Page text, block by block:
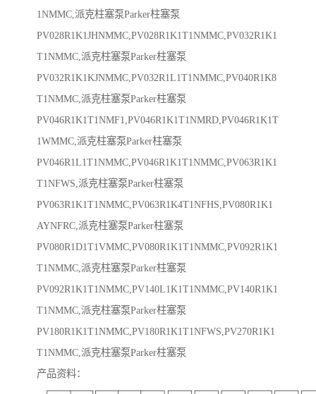
1NMMC,派克柱塞泵Parker柱塞泵
PV028R1K1JHNMMC,PV028R1K1T1NMMC,PV032R1K1
T1NMMC,派克柱塞泵Parker柱塞泵
PV032R1K1KJNMMC,PV032R1L1T1NMMC,PV040R1K8
T1NMMC,派克柱塞泵Parker柱塞泵
PV046R1K1T1NMF1,PV046R1K1T1NMRD,PV046R1K1T
1WMMC,派克柱塞泵Parker柱塞泵
PV046R1L1T1NMMC,PV046R1K1T1NMMC,PV063R1K1
T1NFWS,派克柱塞泵Parker柱塞泵
PV063R1K1T1NMMC,PV063R1K4T1NFHS,PV080R1K1
AYNFRC,派克柱塞泵Parker柱塞泵
PV080R1D1T1VMMC,PV080R1K1T1NMMC,PV092R1K1
T1NMMC,派克柱塞泵Parker柱塞泵
PV092R1K1T1NMMC,PV140L1K1T1NMMC,PV140R1K1
T1NMMC,派克柱塞泵Parker柱塞泵
PV180R1K1T1NMMC,PV180R1K1T1NFWS,PV270R1K1
T1NMMC,派克柱塞泵Parker柱塞泵
产品资料：